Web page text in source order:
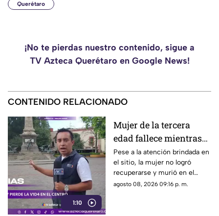
Querétaro
¡No te pierdas nuestro contenido, sigue a
TV Azteca Querétaro en Google News!
CONTENIDO RELACIONADO
1:10
Mujer de la tercera
edad fallece mientras
caminaba por el Centro
de Querétaro
Pese a la atención brindada en
el sitio, la mujer no logró
recuperarse y murió en el
lugar.
agosto 08, 2026 09:16 p. m.